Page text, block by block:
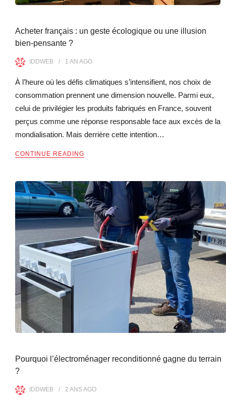
Acheter français : un geste écologique ou une illusion
bien-pensante ?
IDDWEB 1 AN AGO
À l’heure où les défis climatiques s’intensifient, nos choix de
consommation prennent une dimension nouvelle. Parmi eux,
celui de privilégier les produits fabriqués en France, souvent
perçus comme une réponse responsable face aux excès de la
mondialisation. Mais derrière cette intention…
CONTINUE READING
Pourquoi l’électroménager reconditionné gagne du terrain
?
IDDWEB 2 ANSAGO